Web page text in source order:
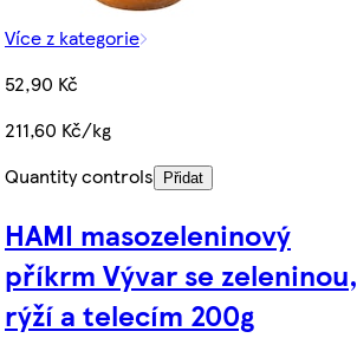
Více z kategorie
52,90 Kč
211,60 Kč/kg
Quantity controls
Přidat
HAMI masozeleninový
příkrm Vývar se zeleninou,
rýží a telecím 200g